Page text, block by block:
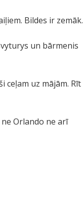
Bildes ir zemāk.
un bārmenis
ceļam uz mājām. Rīt
Orlando ne arī